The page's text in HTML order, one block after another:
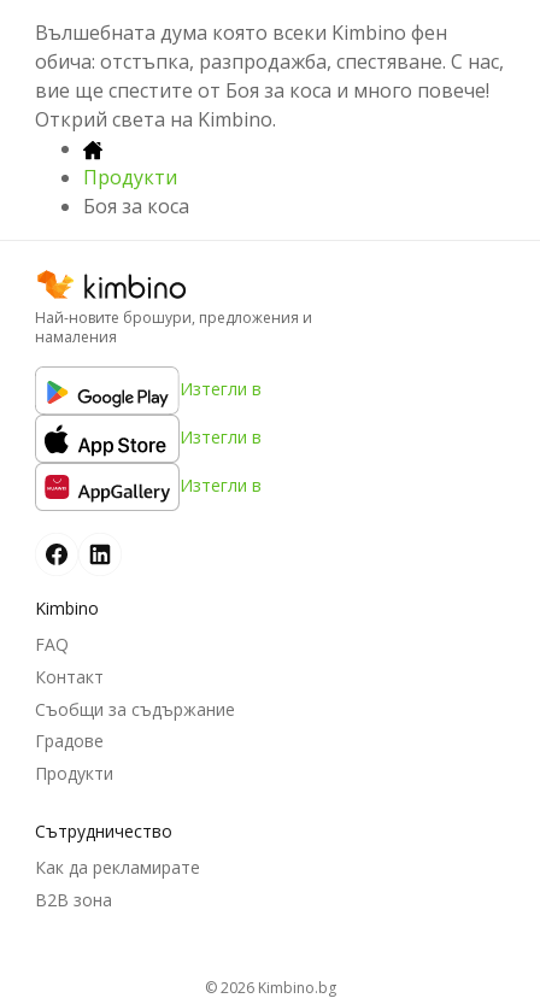
Вълшебната дума която всеки Kimbino фен
обича: отстъпка, разпродажба, спестяване. С нас,
вие ще спестите от Боя за коса и много повече!
Открий света на Kimbino.
Продукти
Боя за коса
Най-новите брошури, предложения и
намаления
Изтегли в
Изтегли в
Изтегли в
Kimbino
FAQ
Контакт
Съобщи за съдържание
Градове
Продукти
Cътрудничество
Как да рекламирате
B2B зона
© 2026 kimbino.bg